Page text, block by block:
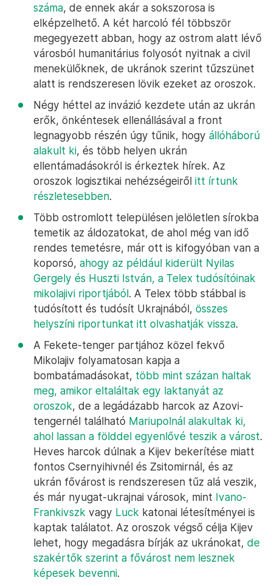
száma, de ennek akár a sokszorosa is
elképzelhető. A két harcoló fél többször
megegyezett abban, hogy az ostrom alatt lévő
városból humanitárius folyosót nyitnak a civil
menekülőknek, de ukránok szerint tűzszünet
alatt is rendszeresen lövik ezeket az oroszok.
Négy héttel az invázió kezdete után az ukrán
erők, önkéntesek ellenállásával a front
legnagyobb részén úgy tűnik, hogy állóháború
alakult ki, és több helyen ukrán
ellentámadásokról is érkeztek hírek. Az
oroszok logisztikai nehézségeiről itt írtunk
részletesebben.
Több ostromlott településen jelöletlen sírokba
temetik az áldozatokat, de ahol még van idő
rendes temetésre, már ott is kifogyóban van a
koporsó, ahogy az például kiderült Nyilas
Gergely és Huszti István, a Telex tudósítóinak
mikolajivi riportjából. A Telex több stábbal is
tudósított és tudósít Ukrajnából, összes
helyszíni riportunkat itt olvashatják vissza.
A Fekete-tenger partjához közel fekvő
Mikolajiv folyamatosan kapja a
bombatámadásokat, több mint százan haltak
meg, amikor eltaláltak egy laktanyát az
oroszok, de a legádázabb harcok az Azovi-
tengernél található Mariupolnál alakultak ki,
ahol lassan a földdel egyenlővé teszik a várost.
Heves harcok dúlnak a Kijev bekerítése miatt
fontos Csernyihivnél és Zsitomirnál, és az
ukrán fővárost is rendszeresen tűz alá veszik,
és már nyugat-ukrajnai városok, mint Ivano-
Frankivszk vagy Luck katonai létesítményei is
kaptak találatot. Az oroszok végső célja Kijev
lehet, hogy megadásra bírják az ukránokat, de
szakértők szerint a fővárost nem lesznek
képesek bevenni.